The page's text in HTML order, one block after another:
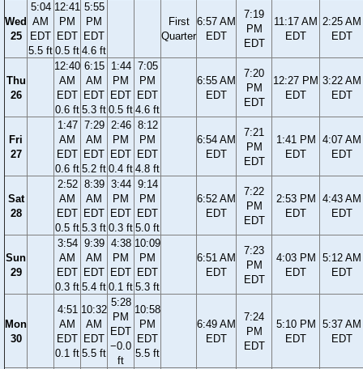
Wed
25
5:04
AM
EDT
5.5 ft
12:41
PM
EDT
0.5 ft
5:55
PM
EDT
4.6 ft
First
Quarter
6:57 AM
EDT
7:19
PM
EDT
11:17 AM
EDT
2:25 AM
EDT
Thu
26
12:40
AM
EDT
0.6 ft
6:15
AM
EDT
5.3 ft
1:44
PM
EDT
0.5 ft
7:05
PM
EDT
4.6 ft
6:55 AM
EDT
7:20
PM
EDT
12:27 PM
EDT
3:22 AM
EDT
Fri
27
1:47
AM
EDT
0.6 ft
7:29
AM
EDT
5.2 ft
2:46
PM
EDT
0.4 ft
8:12
PM
EDT
4.8 ft
6:54 AM
EDT
7:21
PM
EDT
1:41 PM
EDT
4:07 AM
EDT
Sat
28
2:52
AM
EDT
0.5 ft
8:39
AM
EDT
5.3 ft
3:44
PM
EDT
0.3 ft
9:14
PM
EDT
5.0 ft
6:52 AM
EDT
7:22
PM
EDT
2:53 PM
EDT
4:43 AM
EDT
Sun
29
3:54
AM
EDT
0.3 ft
9:39
AM
EDT
5.4 ft
4:38
PM
EDT
0.1 ft
10:09
PM
EDT
5.3 ft
6:51 AM
EDT
7:23
PM
EDT
4:03 PM
EDT
5:12 AM
EDT
Mon
30
4:51
AM
EDT
0.1 ft
10:32
AM
EDT
5.5 ft
5:28
PM
EDT
−0.0
ft
10:58
PM
EDT
5.5 ft
6:49 AM
EDT
7:24
PM
EDT
5:10 PM
EDT
5:37 AM
EDT